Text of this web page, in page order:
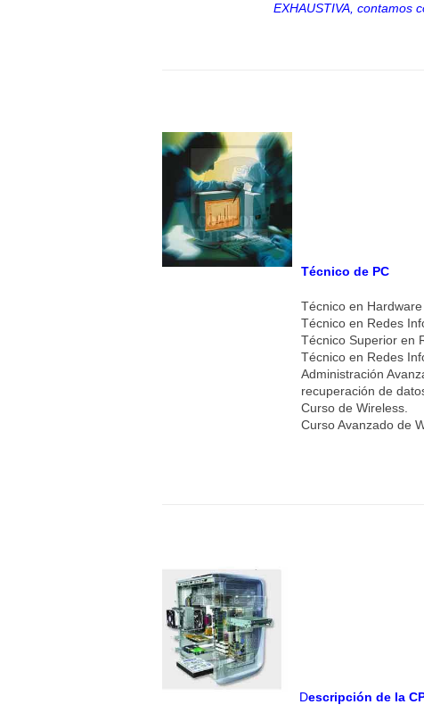
EXHAUSTIVA, contamos
Técnico de PC
Técnico en Hardware
Técnico en Redes
Técnico Superior en
Técnico en Redes
Administración
recuperación de
Curso de Wireless.
Curso Avanzado de
Descripción de la